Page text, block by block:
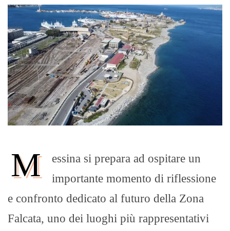
M
essina si prepara ad ospitare un
importante momento di riflessione
e confronto dedicato al futuro della Zona
Falcata, uno dei luoghi più rappresentativi